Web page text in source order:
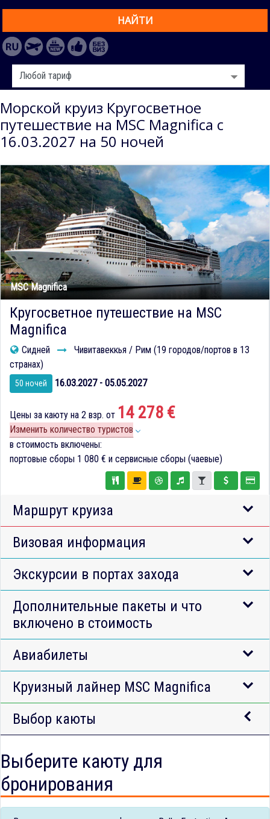
НАЙТИ
Морской круиз Кругосветное
путешествие на MSC Magnifica с
16.03.2027 на 50 ночей
MSC Magnifica
Кругосветное путешествие на MSC
Magnifica
Сидней
Чивитавеккья / Рим (19 городов/портов в 13
странах)
50 ночей 16.03.2027 - 05.05.2027
Цены за каюту на 2 взр. от 14 278 €
Изменить количество туристов
в стоимость включены:
портовые сборы 1 080 € и сервисные сборы (чаевые)
Маршрут круиза
Визовая информация
Экскурсии в портах захода
Дополнительные пакеты и что
включено в стоимость
Авиабилеты
Круизный лайнер MSC Magnifica
Выбор каюты
Выберите каюту для
бронирования